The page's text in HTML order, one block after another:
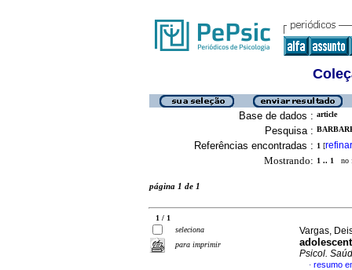
Base de dados : article
Pesquisa :
Referências encontradas : 1 [refinar
Mostrando: 1 .. 1 no
página 1 de 1
1 / 1
seleciona
para imprimir
Vargas,
Psicol.
· resumo